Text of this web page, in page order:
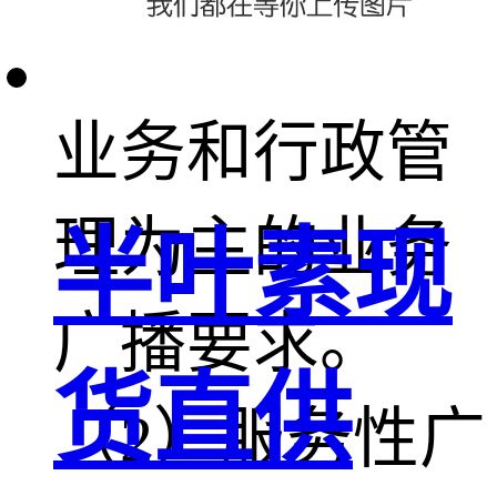
业务和行政管
理为主的业务
广播要求。
（2）服务性广
半叶素现
货直供